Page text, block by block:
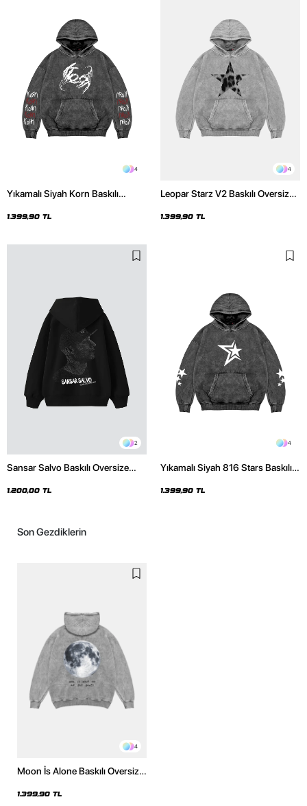
4
Yıkamalı Siyah Korn Baskılı
1.399,90 TL
4
Leopar Starz V2 Baskılı Oversize
Hoodie
1.399,90 TL
2
Sansar Salvo Baskılı Oversize
1.200,00 TL
4
Yıkamalı Siyah 816 Stars Baskılı
1.399,90 TL
Son Gezdiklerin
4
Moon İs Alone Baskılı Oversize
1.399,90 TL